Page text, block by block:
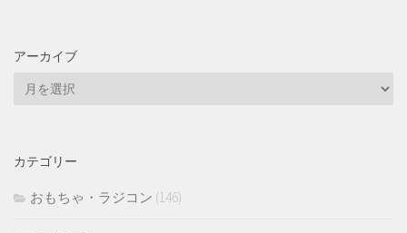
アーカイブ
ブ
カテゴリー
おもちゃ・ラジコン (146)